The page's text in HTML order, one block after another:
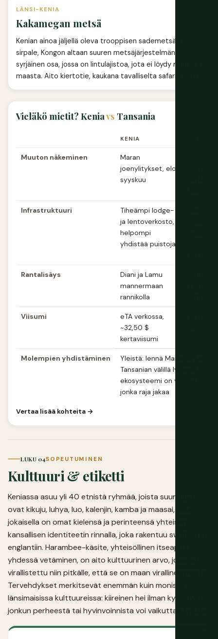
LÄNSI-KENIA
Kakamegan metsä
Kenian ainoa jäljellä oleva trooppisen sademetsän
sirpale, Kongon altaan suuren metsäjärjestelmän
syrjäinen osa, jossa on lintulajistoa, jota ei löydy muualta
maasta. Aito kiertotie, kaukana tavalliselta safarireitiltä.
Vieläkö mietit? Keniavs Tansania
KENIA
Muuton näkeminen
Maran
joenylitykset, elo-
syyskuu
Infrastruktuuri
Tiheämpi lodge-
ja lentoverkosto,
helpompi
yhdistää puistoja
Rantalisäys
Diani ja Lamu
mannermaan
rannikolla
Viisumi
eTA verkossa,
~32,50 $
kertaviisumi
Molempien yhdistäminen
Yleistä: lennä Maran ja
Tansanian välillä lyhyellä
ekosysteemi on yksi jatkuva
jonka raja jakaa
Vertaa lisää kohteita →
LUKU 04SOPEUTUMINEN
Kulttuuri & etiketti
Keniassa asuu yli 40 etnistä ryhmää, joista suurimpia
ovat kikuju, luhya, luo, kalenjin, kamba ja maasai, joilla
jokaisella on omat kielensä ja perinteensä yhteisen
kansallisen identiteetin rinnalla, joka rakentuu swahiliin ja
englantiin. Harambee-käsite, yhteisöllinen itseapu ja
yhdessä vetäminen, on aito kulttuurinen arvo, joka on
virallistettu niin pitkälle, että se on maan virallinen motto.
Tervehdykset merkitsevät enemmän kuin monissa
länsimaisissa kulttuureissa: kiireinen hei ilman kysymystä
jonkun perheestä tai hyvinvoinnista voi vaikuttaa tylyltä.